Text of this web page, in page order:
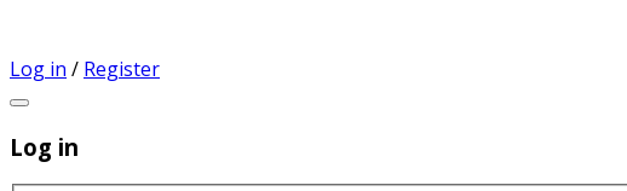
Log in / Register
Log in